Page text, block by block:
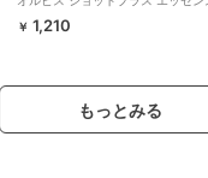
ローション ボトル入り 150mL
￥ 1,210
もっとみる